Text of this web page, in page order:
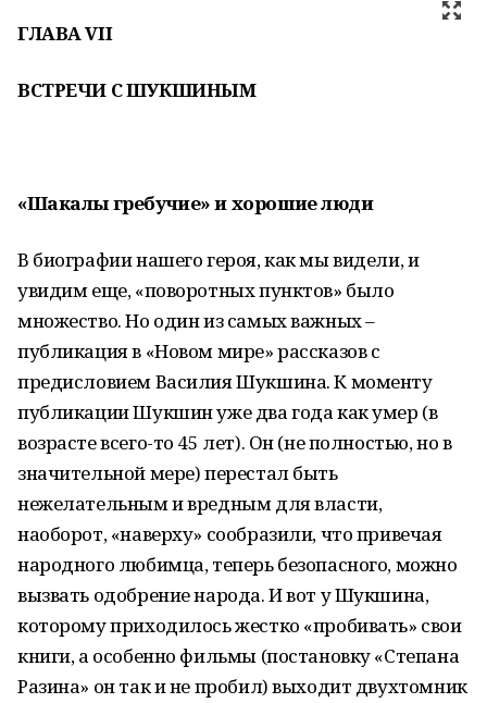
ГЛАВАVII
ВСТРЕЧИ С ШУКШИНЫМ
«Шакалы гребучие» и хорошие люди
В биографии нашего героя, как мы видели, и
увидим еще, «поворотных пунктов» было
множество. Но один из самых важных –
публикация в «Новом мире» рассказов с
предисловием Василия Шукшина. К моменту
публикации Шукшин уже два года как умер (в
возрасте всего-то 45 лет). Он (не полностью, но в
значительной мере) перестал быть
нежелательным и вредным для власти,
наоборот, «наверху» сообразили, что привечая
народного любимца, теперь безопасного, можно
вызвать одобрение народа. И вот у Шукшина,
которому приходилось жестко «пробивать» свои
книги, а особенно фильмы (постановку «Степана
Разина» он так и не пробил) выходит двухтомник